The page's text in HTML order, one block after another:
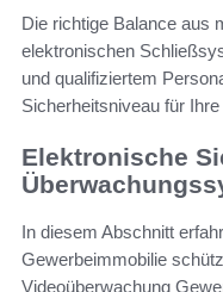
Die richtige Balance aus
elektronischen
und qualifiziertem
Sicherheitsniveau für
Elektronische
In diesem Abschnitt
Gewerbeimmobilie
Videoüberwachung